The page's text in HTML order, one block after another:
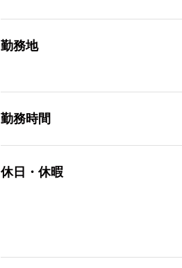
勤務地
勤務時間
休日・休暇